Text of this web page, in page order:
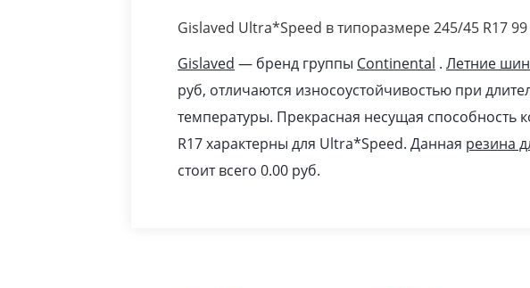
Gislaved Ultra*Speed в типоразмере 245/45 R17 99
Gislaved — бренд группы Continental . Летние
pуб, отличаются износоустойчивостью при
температуры. Прекрасная несущая способность
R17 характерны для Ultra*Speed. Данная резина
стоит всего 0.00 pуб.